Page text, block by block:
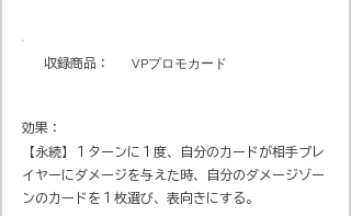
収録商品​： VPプロモカード
効果：
【永続】１ターンに１度、自分のカードが相手プレ
イヤーにダメージを与えた時、自分のダメージゾー
ンのカードを１枚選び、表向きにする。